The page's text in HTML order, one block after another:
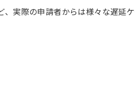
実際の申請者からは様々な遅延ケ